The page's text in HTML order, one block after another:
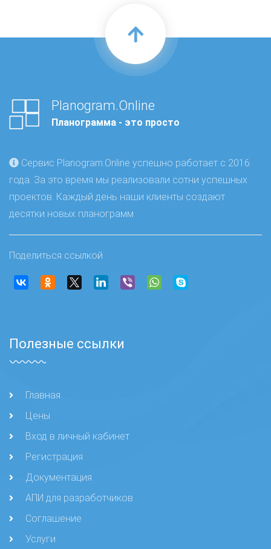
Planogram.Online
Планограмма - это просто
Сервис Planogram.Online успешно работает с 2016
года. За это время мы реализовали сотни успешных
проектов. Каждый день наши клиенты создают
десятки новых планограмм
Поделиться ссылкой
Полезные ссылки
Главная
Цены
Вход в личный кабинет
Регистрация
Документация
АПИ для разработчиков
Соглашение
Услуги